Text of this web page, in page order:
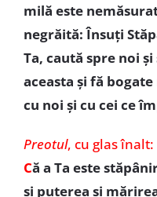
milă este
negrăită: Însuţi
Ta, caută spre noi
aceasta şi fă
cu noi şi cu cei ce
Preotul, cu glas înalt:
Că a Ta este
şi puterea şi